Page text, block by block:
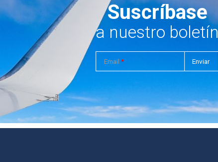
Suscríbase
a nuestro boletín
Email *